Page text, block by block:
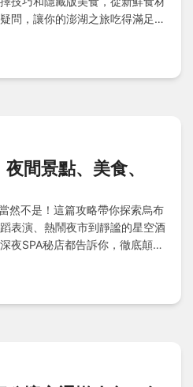
問，讓你的澎湖之旅吃得滿足又
間景點、美食、
然不是！這篇攻略帶你探索烏布
表演、熱鬧夜市到靜謐的星空酒
夜SPA秘店都告訴你，徹底顛覆